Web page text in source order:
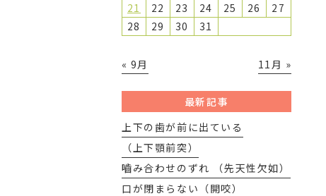
21
22 23 24 25 26
27
28
29 30 31
« 9月 11月 »
最新記事
上下の歯が前に出ている
（上下顎前突）
嚙み合わせのずれ （先天性欠如）
口が閉まらない（開咬）